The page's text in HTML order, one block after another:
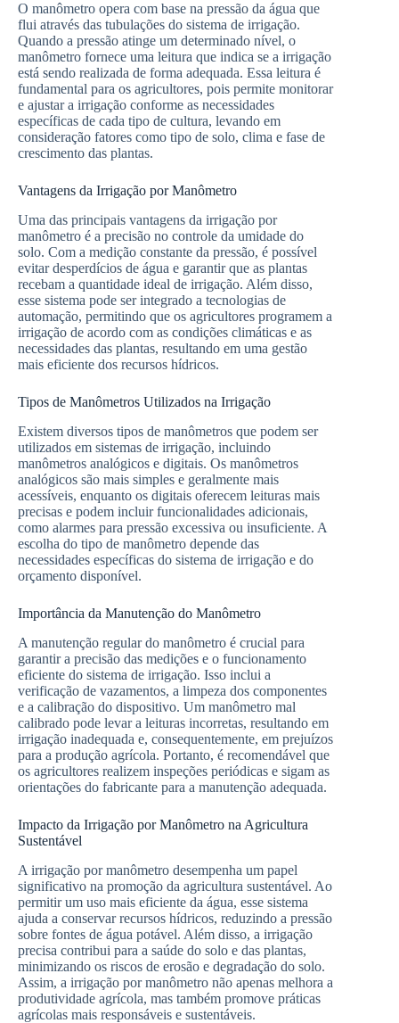
O manômetro opera com base na pressão da água que
flui através das tubulações do sistema de irrigação.
Quando a pressão atinge um determinado nível, o
manômetro fornece uma leitura que indica se a irrigação
está sendo realizada de forma adequada. Essa leitura é
fundamental para os agricultores, pois permite monitorar
e ajustar a irrigação conforme as necessidades
específicas de cada tipo de cultura, levando em
consideração fatores como tipo de solo, clima e fase de
crescimento das plantas.
Vantagens da Irrigação por Manômetro
Uma das principais vantagens da irrigação por
manômetro é a precisão no controle da umidade do
solo. Com a medição constante da pressão, é possível
evitar desperdícios de água e garantir que as plantas
recebam a quantidade ideal de irrigação. Além disso,
esse sistema pode ser integrado a tecnologias de
automação, permitindo que os agricultores programem a
irrigação de acordo com as condições climáticas e as
necessidades das plantas, resultando em uma gestão
mais eficiente dos recursos hídricos.
Tipos de Manômetros Utilizados na Irrigação
Existem diversos tipos de manômetros que podem ser
utilizados em sistemas de irrigação, incluindo
manômetros analógicos e digitais. Os manômetros
analógicos são mais simples e geralmente mais
acessíveis, enquanto os digitais oferecem leituras mais
precisas e podem incluir funcionalidades adicionais,
como alarmes para pressão excessiva ou insuficiente. A
escolha do tipo de manômetro depende das
necessidades específicas do sistema de irrigação e do
orçamento disponível.
Importância da Manutenção do Manômetro
A manutenção regular do manômetro é crucial para
garantir a precisão das medições e o funcionamento
eficiente do sistema de irrigação. Isso inclui a
verificação de vazamentos, a limpeza dos componentes
e a calibração do dispositivo. Um manômetro mal
calibrado pode levar a leituras incorretas, resultando em
irrigação inadequada e, consequentemente, em prejuízos
para a produção agrícola. Portanto, é recomendável que
os agricultores realizem inspeções periódicas e sigam as
orientações do fabricante para a manutenção adequada.
Impacto da Irrigação por Manômetro na Agricultura
Sustentável
A irrigação por manômetro desempenha um papel
significativo na promoção da agricultura sustentável. Ao
permitir um uso mais eficiente da água, esse sistema
ajuda a conservar recursos hídricos, reduzindo a pressão
sobre fontes de água potável. Além disso, a irrigação
precisa contribui para a saúde do solo e das plantas,
minimizando os riscos de erosão e degradação do solo.
Assim, a irrigação por manômetro não apenas melhora a
produtividade agrícola, mas também promove práticas
agrícolas mais responsáveis e sustentáveis.